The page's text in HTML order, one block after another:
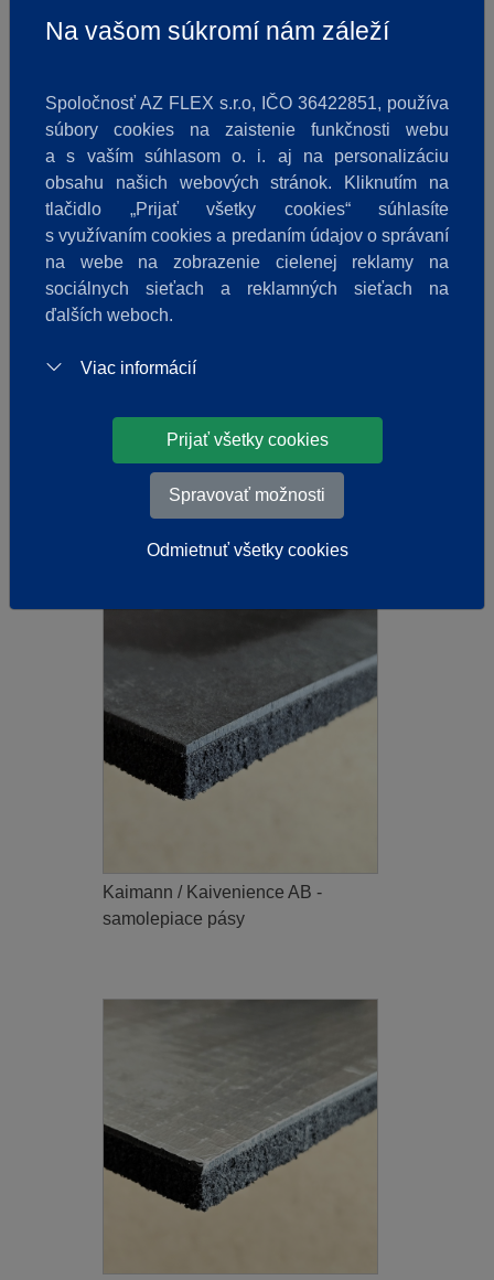
99,63 € /m2
Na objednávku
Kaimann / Kaivenience AB -
samolepiace pásy
Na vašom súkromí nám záleží
Spoločnosť AZ FLEX s.r.o, IČO 36422851, používa
súbory cookies na zaistenie funkčnosti webu
a s vaším súhlasom o. i. aj na personalizáciu
obsahu našich webových stránok. Kliknutím na
tlačidlo „Prijať všetky cookies“ súhlasíte
s využívaním cookies a predaním údajov o správaní
na webe na zobrazenie cielenej reklamy na
sociálnych sieťach a reklamných sieťach na
ďalších weboch.
Viac informácií
Prijať všetky cookies
Spravovať možnosti
Odmietnuť všetky cookies